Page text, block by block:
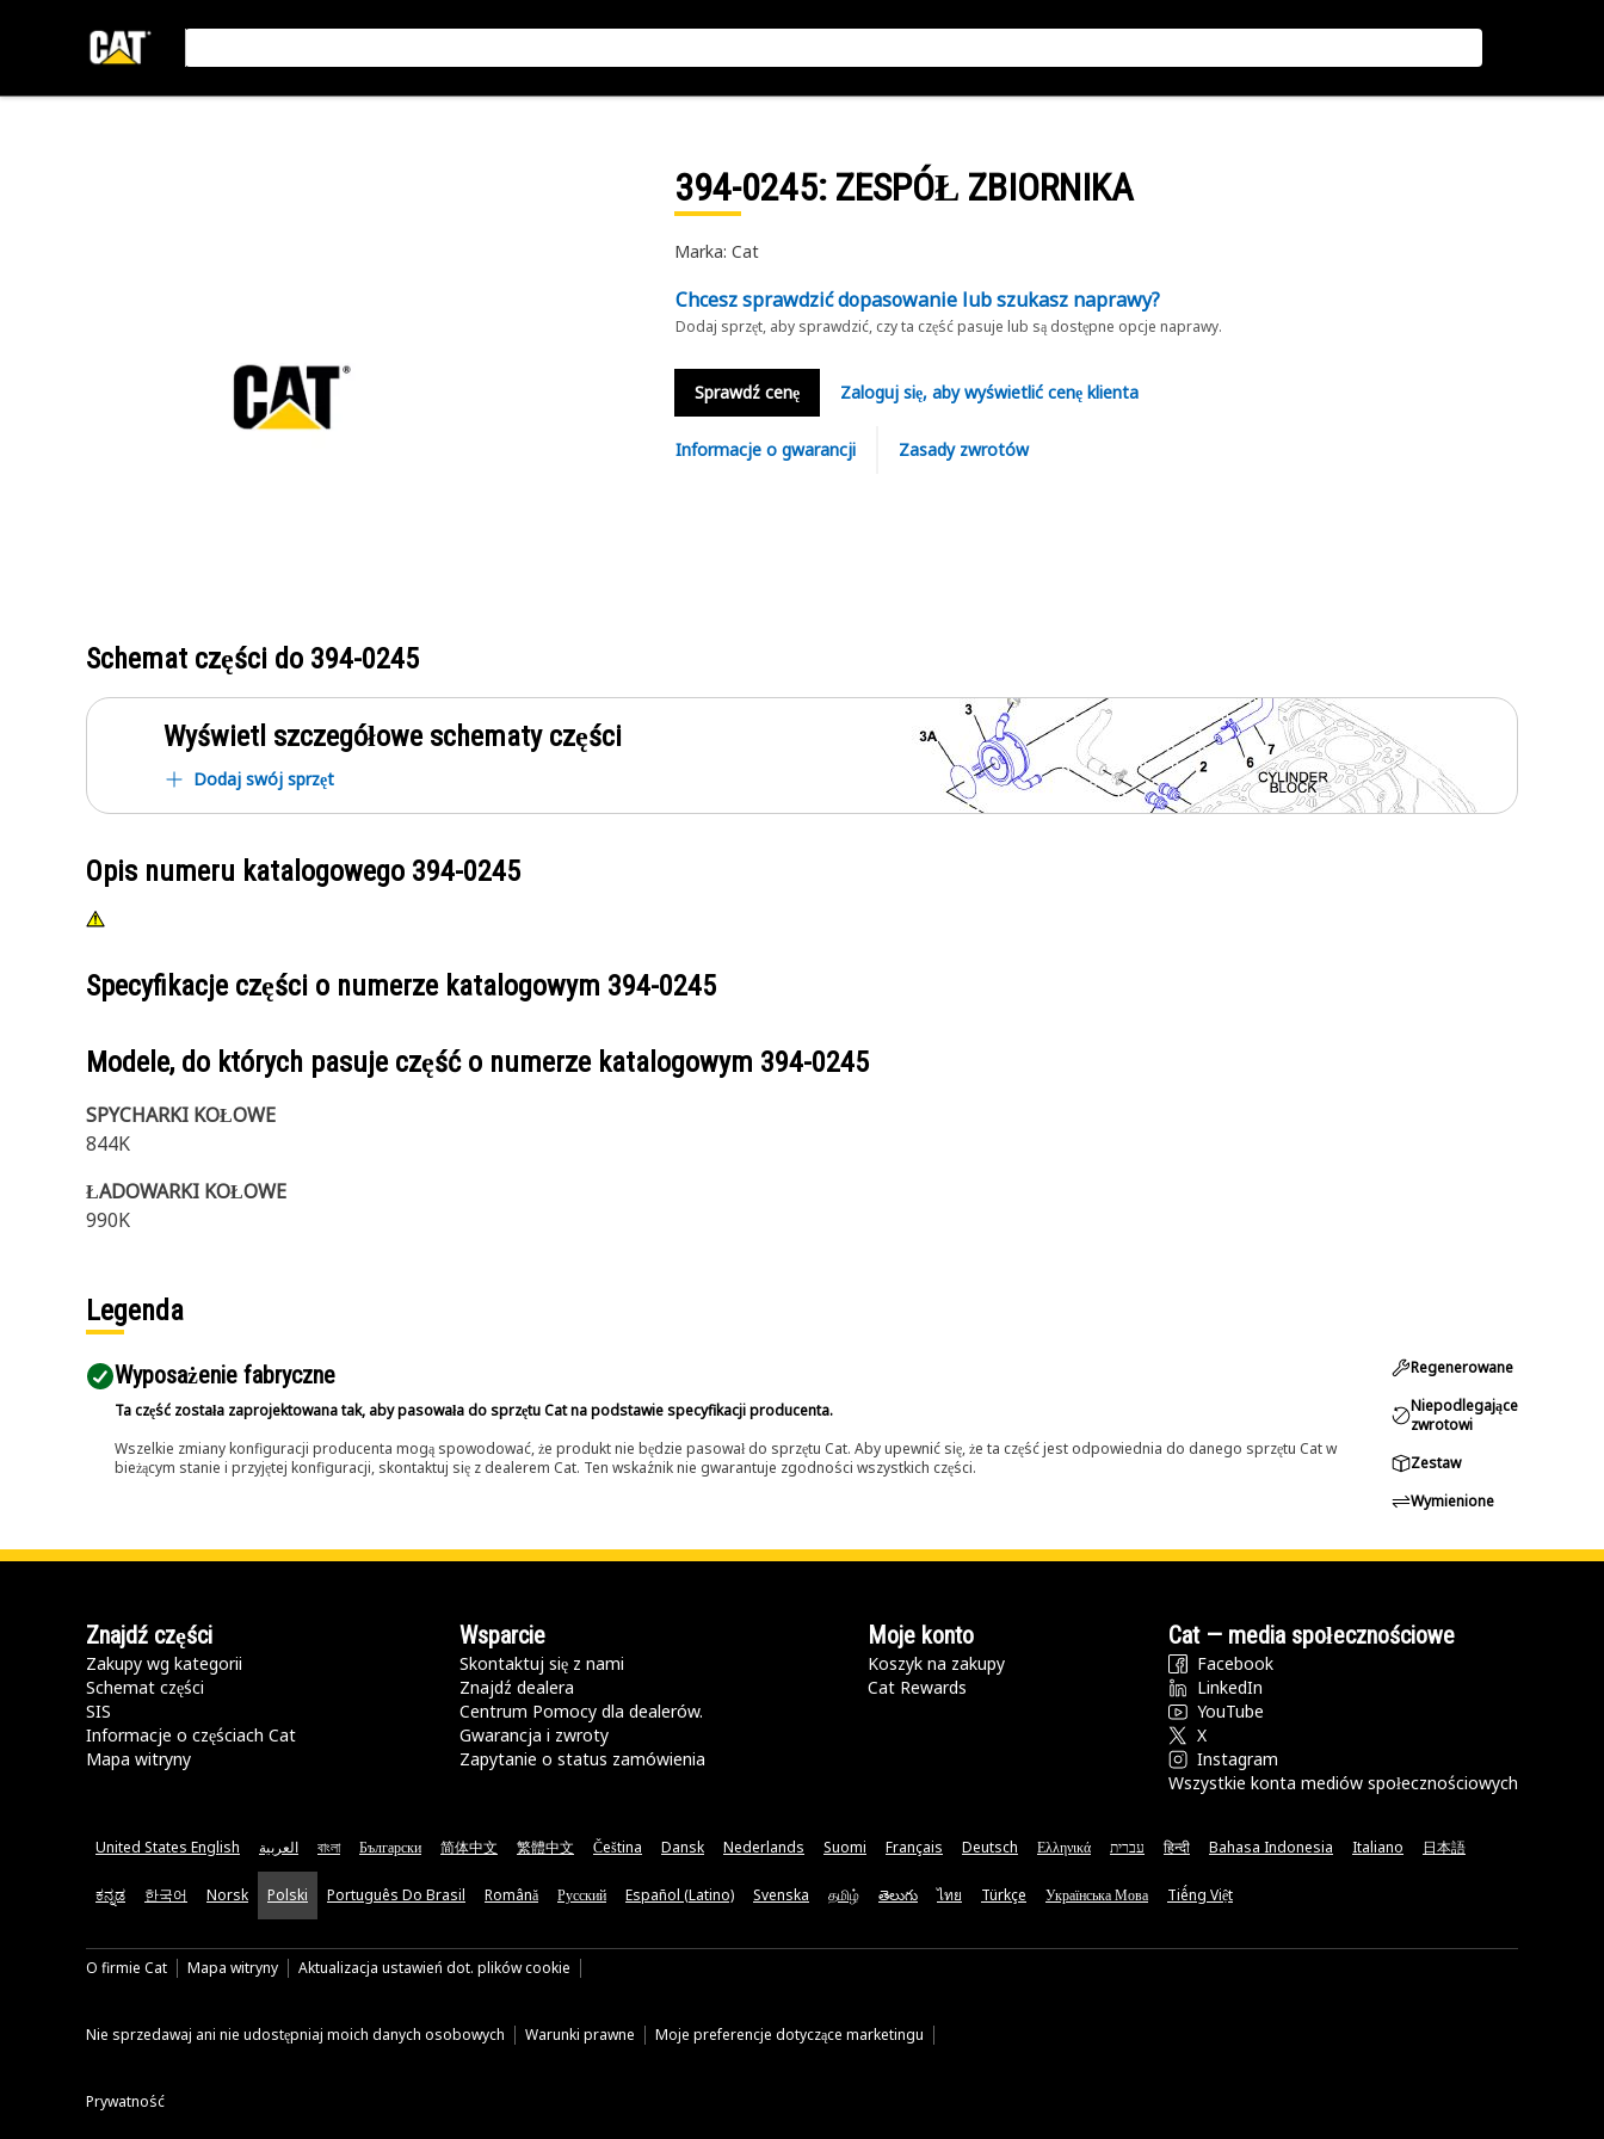
394-0245: ZESPÓŁ ZBIORNIKA
Marka: Cat
Chcesz sprawdzić dopasowanie lub szukasz naprawy?
Dodaj sprzęt, aby sprawdzić, czy ta część pasuje lub są dostępne opcje naprawy.
Sprawdź cenę Zaloguj się, aby wyświetlić cenę klienta
Informacje o gwarancji Zasady zwrotów
Schemat części do 394-0245
Wyświetl szczegółowe schematy części
Dodaj swój sprzęt
Opis numeru katalogowego 394-0245
Specyfikacje części o numerze katalogowym 394-0245
Modele, do których pasuje część o numerze katalogowym 394-0245
SPYCHARKI KOŁOWE
844K
ŁADOWARKI KOŁOWE
990K
Legenda
Wyposażenie fabryczne
Ta część została zaprojektowana tak, aby pasowała do sprzętu Cat na podstawie specyfikacji producenta.
Wszelkie zmiany konfiguracji producenta mogą spowodować, że produkt nie będzie pasował do sprzętu Cat. Aby upewnić się, że ta część jest odpowiednia do danego sprzętu Cat w
bieżącym stanie i przyjętej konfiguracji, skontaktuj się z dealerem Cat. Ten wskaźnik nie gwarantuje zgodności wszystkich części.
Regenerowane
Niepodlegające
zwrotowi
Zestaw
Wymienione
Znajdź części
Zakupy wg kategorii
Schemat części
SIS
Informacje o częściach Cat
Mapa witryny
Wsparcie
Skontaktuj się z nami
Znajdź dealera
Centrum Pomocy dla dealerów.
Gwarancja i zwroty
Zapytanie o status zamówienia
Moje konto
Koszyk na zakupy
Cat Rewards
Cat — media społecznościowe
Facebook
LinkedIn
YouTube
X
Instagram
Wszystkie konta mediów społecznościowych
United States English العربية বাংলা Български 简体中文 繁體中文 Čeština Dansk Nederlands Suomi Français Deutsch Ελληνικά עברית हिन्दी Bahasa Indonesia Italiano 日本語
ಕನ್ನಡ 한국어 Norsk Polski Português Do Brasil Română Русский Español (Latino) Svenska தமிழ் తెలుగు ไทย Türkçe Українська Мова Tiếng Việt
O firmie Cat Mapa witryny Aktualizacja ustawień dot. plików cookie
Nie sprzedawaj ani nie udostępniaj moich danych osobowych Warunki prawne Moje preferencje dotyczące marketingu
Prywatność